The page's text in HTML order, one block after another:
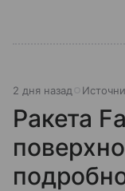
2 дня назад
Ракета